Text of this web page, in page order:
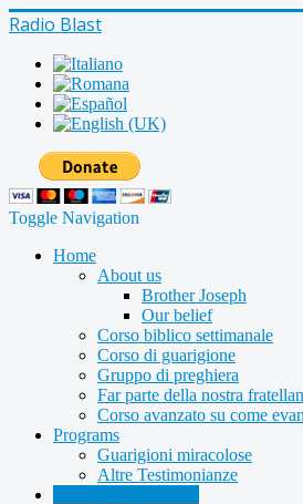
Radio Blast
Toggle Navigation
Home
About us
Brother Joseph
Our belief
Corso biblico settimanale
Corso di guarigione
Gruppo di preghiera
Far parte della nostra
Corso avanzato su come
Programs
Guarigioni miracolose
Altre Testimonianze